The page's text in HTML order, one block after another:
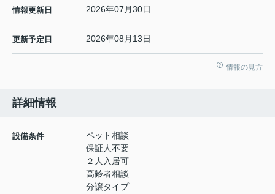
情報更新日 2026年07月30日
更新予定日 2026年08月13日
情報の見方
詳細情報
設備条件
ペット相談
保証人不要
２人入居可
高齢者相談
分譲タイプ